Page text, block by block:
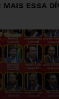
MAIS ESSA